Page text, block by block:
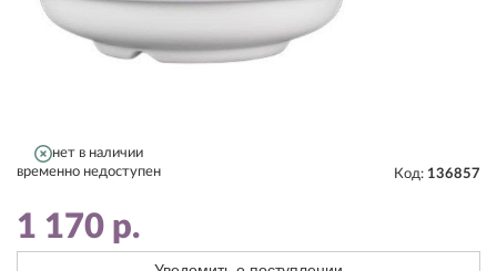
нет в наличии
временно недоступен
Код: 136857
1 170 р.